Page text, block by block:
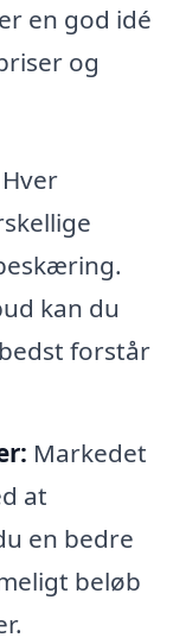
en god idé
og
Hver
kan du
forstår
Markedet
at
en bedre
beløb